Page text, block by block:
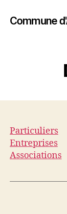
Commune
Particuliers
Entreprises
Associations